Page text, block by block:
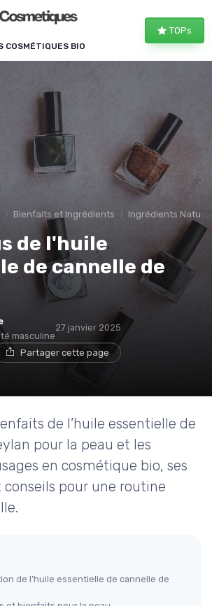
COSMÉTIQUES BIO
TOPs
Bienfaits et Ingrédients Ingrédients
de l'huile
de cannelle de
masculine
27 janvier 2025
Partager cette page
de l’huile essentielle de
pour la peau et les
en cosmétique bio, ses
pour une routine
de l’huile essentielle de cannelle de
des cookies